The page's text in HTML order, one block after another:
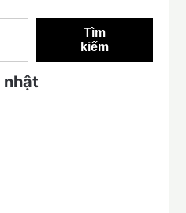
Tìm
kiếm
nhật